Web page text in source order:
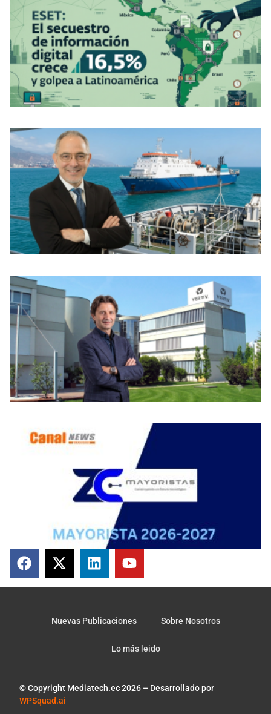
© Copyright Mediatech.ec 2026 – Desarrollado por
WPSquad.ai
Nuevas Publicaciones Sobre Nosotros
Lo más leido